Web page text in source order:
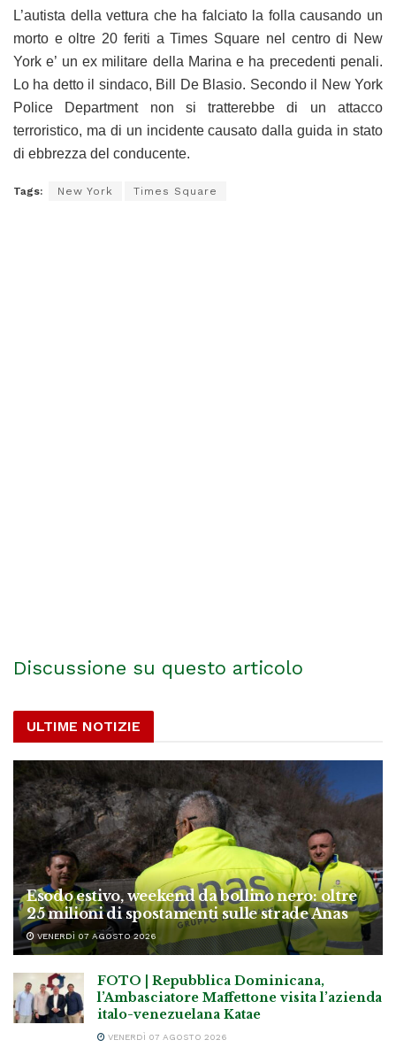
L’autista della vettura che ha falciato la folla causando un
morto e oltre 20 feriti a Times Square nel centro di New
York e’ un ex militare della Marina e ha precedenti penali.
Lo ha detto il sindaco, Bill De Blasio. Secondo il New York
Police Department non si tratterebbe di un attacco
terroristico, ma di un incidente causato dalla guida in stato
di ebbrezza del conducente.
Tags: New York Times Square
Discussione su questo articolo
ULTIME NOTIZIE
Esodo estivo, weekend da bollino nero: oltre
25 milioni di spostamenti sulle strade Anas
VENERDÌ 07 AGOSTO 2026
FOTO | Repubblica Dominicana,
l’Ambasciatore Maffettone visita l’azienda
italo-venezuelana Katae
VENERDÌ 07 AGOSTO 2026